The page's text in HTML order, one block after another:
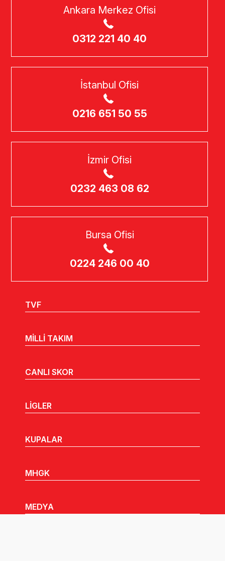
Ankara Merkez Ofisi
0312 221 40 40
İstanbul Ofisi
0216 651 50 55
İzmir Ofisi
0232 463 08 62
Bursa Ofisi
0224 246 00 40
TVF
MİLLİ TAKIM
CANLI SKOR
LİGLER
KUPALAR
MHGK
MEDYA